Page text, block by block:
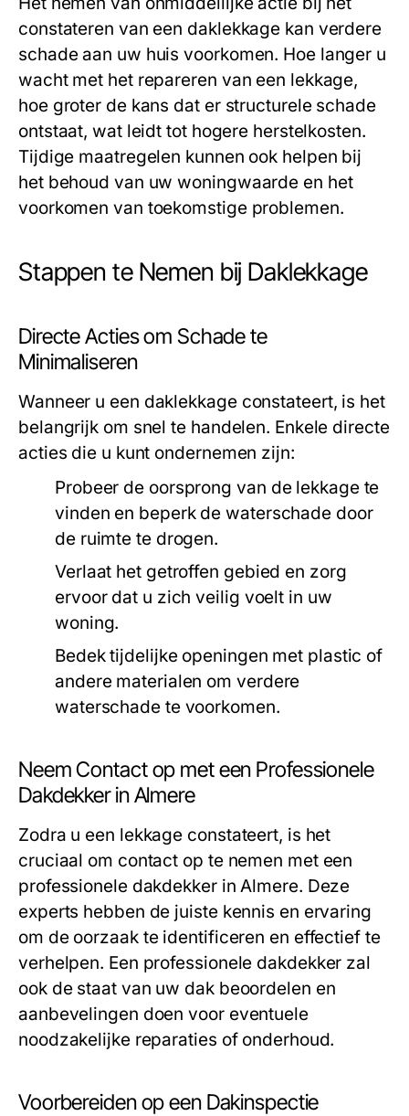
constateren van een daklekkage kan verdere
schade aan uw huis voorkomen. Hoe langer u
wacht met het repareren van een lekkage,
hoe groter de kans dat er structurele schade
ontstaat, wat leidt tot hogere herstelkosten.
Tijdige maatregelen kunnen ook helpen bij
het behoud van uw woningwaarde en het
voorkomen van toekomstige problemen.
Stappen te Nemen bij Daklekkage
Directe Acties om Schade te
Minimaliseren
Wanneer u een daklekkage constateert, is het
belangrijk om snel te handelen. Enkele directe
acties die u kunt ondernemen zijn:
Probeer de oorsprong van de lekkage te
vinden en beperk de waterschade door
de ruimte te drogen.
Verlaat het getroffen gebied en zorg
ervoor dat u zich veilig voelt in uw
woning.
Bedek tijdelijke openingen met plastic of
andere materialen om verdere
waterschade te voorkomen.
Neem Contact op met een Professionele
Dakdekker in Almere
Zodra u een lekkage constateert, is het
cruciaal om contact op te nemen met een
professionele dakdekker in Almere. Deze
experts hebben de juiste kennis en ervaring
om de oorzaak te identificeren en effectief te
verhelpen. Een professionele dakdekker zal
ook de staat van uw dak beoordelen en
aanbevelingen doen voor eventuele
noodzakelijke reparaties of onderhoud.
Voorbereiden op een Dakinspectie